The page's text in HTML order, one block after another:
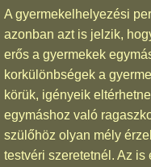
A gyermekelhelyezési
azonban azt is jelzik,
erős a gyermekek
korkülönbségek a
körük, igényeik
egymáshoz való
szülőhöz olyan mély
testvéri szeretetnél. Az